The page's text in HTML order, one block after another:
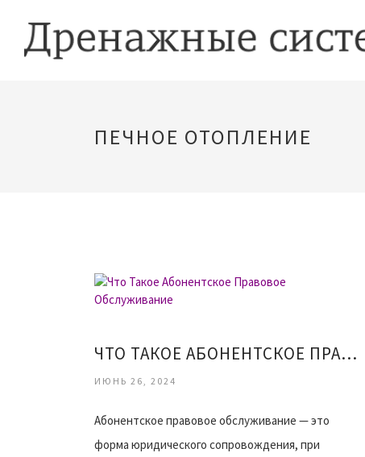
ПЕЧНОЕ ОТОПЛЕНИЕ
ЧТО ТАКОЕ АБОНЕНТСКОЕ ПРАВОВОЕ ОБСЛУЖИВАНИЕ
ИЮНЬ 26, 2024
Абонентское правовое обслуживание — это
форма юридического сопровождения, при